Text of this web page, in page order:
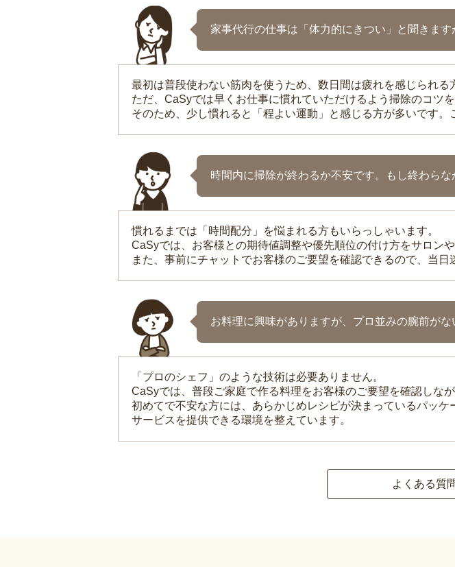
家事代行の仕事は「体力的にきつい」と聞きま
最初は普段使わない筋肉を使うため、数日間は疲れを感じられる
ただ、CaSyでは早くお仕事に慣れていただけるよう掃除のコツ
そのため、少し慣れると「程よい運動」と感じる方が多いです
時間内に掃除が終わるか不安です。もし終わらな
慣れるまでは「時間配分」を悩まれる方もいらっしゃいます。
CaSyでは、お客様との期待値調整や優先順位の付け方をサロンや
また、事前にチャットでお客様のご要望を確認できるので、当日
お料理に興味がありますが、プロ並みの腕前がな
「プロのシェフ」のような技術は必要ありません。
CaSyでは、普段ご家庭で作る料理をお客様のご要望を確認しな
初めてで不安な方には、あらかじめレシピが決まっているパッ
サービスを提供できる環境を整えています。
よくある質